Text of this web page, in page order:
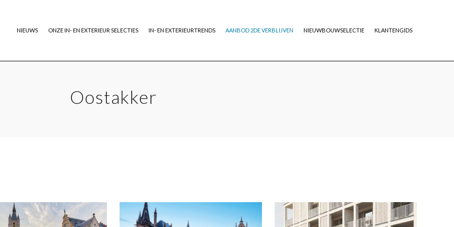
NIEUWS ONZE IN- EN EXTERIEUR SELECTIES IN- EN EXTERIEURTRENDS AANBOD 2DE VERBLIJVEN NIEUWBOUWSELECTIE KLANTENGIDS
Oostakker